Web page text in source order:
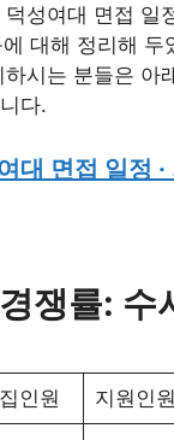
성여대 면접 일
대해 정리해 두
시는 분들은 아
다.
대 면접 일정 ·
쟁률: 수
인원 지원인원